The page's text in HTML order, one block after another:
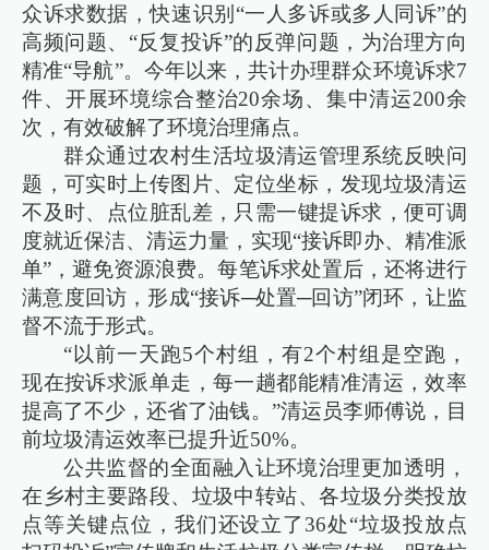
众诉求数据，快速识别“一人多诉或多人同诉”的
高频问题、“反复投诉”的反弹问题，为治理方向
精准“导航”。今年以来，共计办理群众环境诉求7
件、开展环境综合整治20余场、集中清运200余
次，有效破解了环境治理痛点。
群众通过农村生活垃圾清运管理系统反映问
题，可实时上传图片、定位坐标，发现垃圾清运
不及时、点位脏乱差，只需一键提诉求，便可调
度就近保洁、清运力量，实现“接诉即办、精准派
单”，避免资源浪费。每笔诉求处置后，还将进行
满意度回访，形成“接诉─处置─回访”闭环，让监
督不流于形式。
“以前一天跑5个村组，有2个村组是空跑，
现在按诉求派单走，每一趟都能精准清运，效率
提高了不少，还省了油钱。”清运员李师傅说，目
前垃圾清运效率已提升近50%。
公共监督的全面融入让环境治理更加透明，
在乡村主要路段、垃圾中转站、各垃圾分类投放
点等关键点位，我们还设立了36处“垃圾投放点